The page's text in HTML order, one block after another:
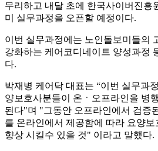
무리하고 내달 초에 한국사이버진흥
미 실무과정을 오픈할 예정이다.
이번 실무과정에는 노인돌보미들의
강화하는 케어코디네이트 양성과정
다.
박재병 케어닥 대표는 “이번 실무과
양보호사분들이 온ㆍ오프라인을 병
된다"며 "그동안 오프라인에서 검증
를 온라인에서 제공함에 따라 요양
향상 시킬수 있을 것" 이라고 말했다.